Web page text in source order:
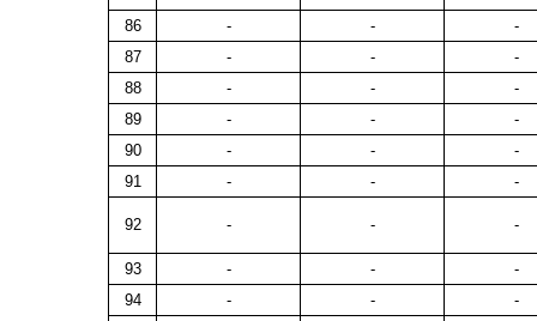
86
- -
-
87
- -
-
88
- -
-
89
- -
-
90
- -
-
91
- - -
92 - - -
93 - -
-
94
- -
-